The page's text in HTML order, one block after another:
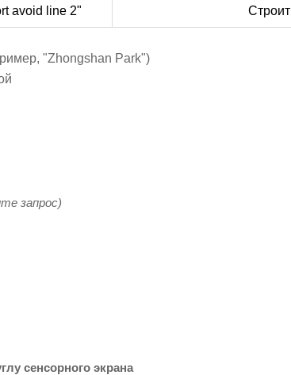
avoid line 2"
"Zhongshan Park")
запрос)
сенсорного экрана